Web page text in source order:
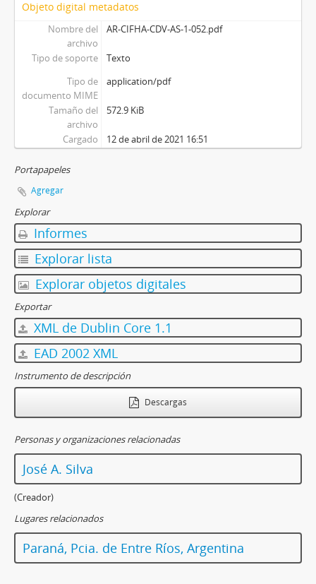
Objeto digital metadatos
Nombre del
archivo
AR-CIFHA-CDV-AS-1-052.pdf
Tipo de soporte
Texto
Tipo de
documento MIME
application/pdf
Tamaño del
archivo
572.9 KiB
Cargado 12 de abril de 2021 16:51
Portapapeles
Agregar
Explorar
Informes
Explorar lista
Explorar objetos digitales
Exportar
XML de Dublin Core 1.1
EAD 2002 XML
Instrumento de descripción
Descargas
Personas y organizaciones relacionadas
José A. Silva
(Creador)
Lugares relacionados
Paraná, Pcia. de Entre Ríos, Argentina